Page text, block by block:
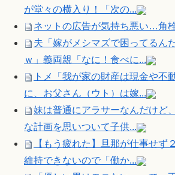
が堂々の横入り！「次の...
ネットの広告が気持ち悪い…角
夫「嫁がメシマズで困ってるん
ｗ」義両親「なに！食べに...
トメ「我が家の財産は現金や不
に、お父さん（ウト）は嫁...
妹は普通にアラサーなんだけど
な計画を思いついて子供...
【もう疲れた】旦那が仕事せず
維持できないので「働か...